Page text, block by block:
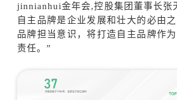
jinnianhui金年会,控股集团董事长张
自主品牌是企业发展和壮大的必由
品牌担当意识，将打造自主品牌作
责任。”